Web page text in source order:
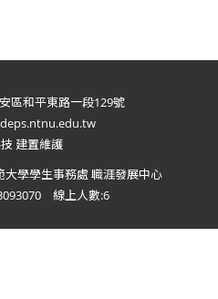
區和平東路一段129號
建置維護
學學生事務處 職涯發展中心
線上人數:6